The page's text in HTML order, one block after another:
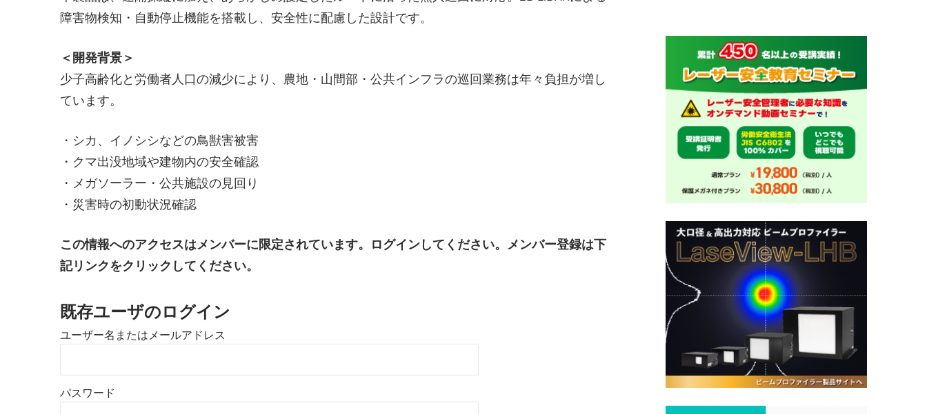
障害物検知・自動停止機能を搭載し、安全性に配慮した設計です。
＜開発背景＞
少子高齢化と労働者人口の減少により、農地・山間部・公共インフラの巡回業務は年々負担が増し
ています。
・シカ、イノシシなどの鳥獣害被害
・クマ出没地域や建物内の安全確認
・メガソーラー・公共施設の見回り
・災害時の初動状況確認
この情報へのアクセスはメンバーに限定されています。ログインしてください。メンバー登録は下
記リンクをクリックしてください。
既存ユーザのログイン
ユーザー名またはメールアドレス
パスワード